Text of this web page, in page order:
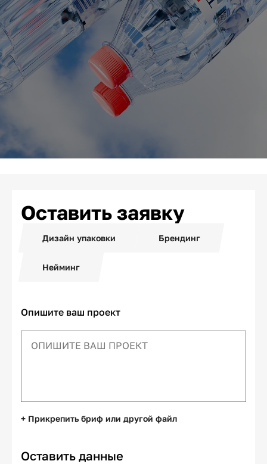
Оставить заявку
Дизайн упаковки Брендинг
Нейминг
Опишите ваш проект
+ Прикрепить бриф или другой файл
Оставить данные